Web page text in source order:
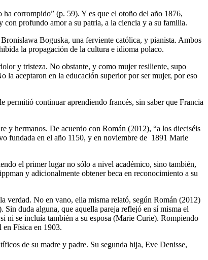
corrompido” (p. 59). Y es que el otoño del año 1876,
profundo amor a su patria, a la ciencia y a su familia.
Boguska, una ferviente católica, y pianista. Ambos
la propagación de la cultura e idioma polaco.
y tristeza. No obstante, y como mujer resiliente, supo
la aceptaron en la educación superior por ser mujer, por eso
permitió continuar aprendiendo francés, sin saber que Francia
y hermanos. De acuerdo con Román (2012), “a los dieciséis
fundada en el año 1150, y en noviembre de 1891 Marie
el primer lugar no sólo a nivel académico, sino también,
y adicionalmente obtener beca en reconocimiento a su
verdad. No en vano, ella misma relató, según Román (2012)
duda alguna, que aquella pareja reflejó en sí misma el
ni se incluía también a su esposa (Marie Curie). Rompiendo
en Física en 1903.
de su madre y padre. Su segunda hija, Eve Denisse,